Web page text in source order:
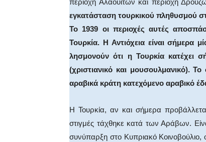
περιοχή Αλαουιτών και περιοχή
εγκατάσταση τουρκικού πληθυσμού
Το 1939 οι περιοχές αυτές
Τουρκία. Η Αντιόχεια είναι σήμερα
λησμονούν ότι η Τουρκία κατέχει
(χριστιανικό και μουσουλμανικό).
αραβικά κράτη κατεχόμενο αραβικό
Η Τουρκία, αν και σήμερα
στιγμές τάχθηκε κατά των Αράβων.
συνύπαρξη στο Κυπριακό Κοινοβούλιο,